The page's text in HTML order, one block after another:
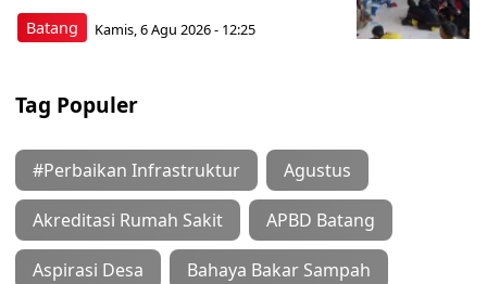
Batang Kamis, 6 Agu 2026 - 12:25
Tag Populer
#Perbaikan Infrastruktur Agustus
Akreditasi Rumah Sakit APBD Batang
Aspirasi Desa Bahaya Bakar Sampah